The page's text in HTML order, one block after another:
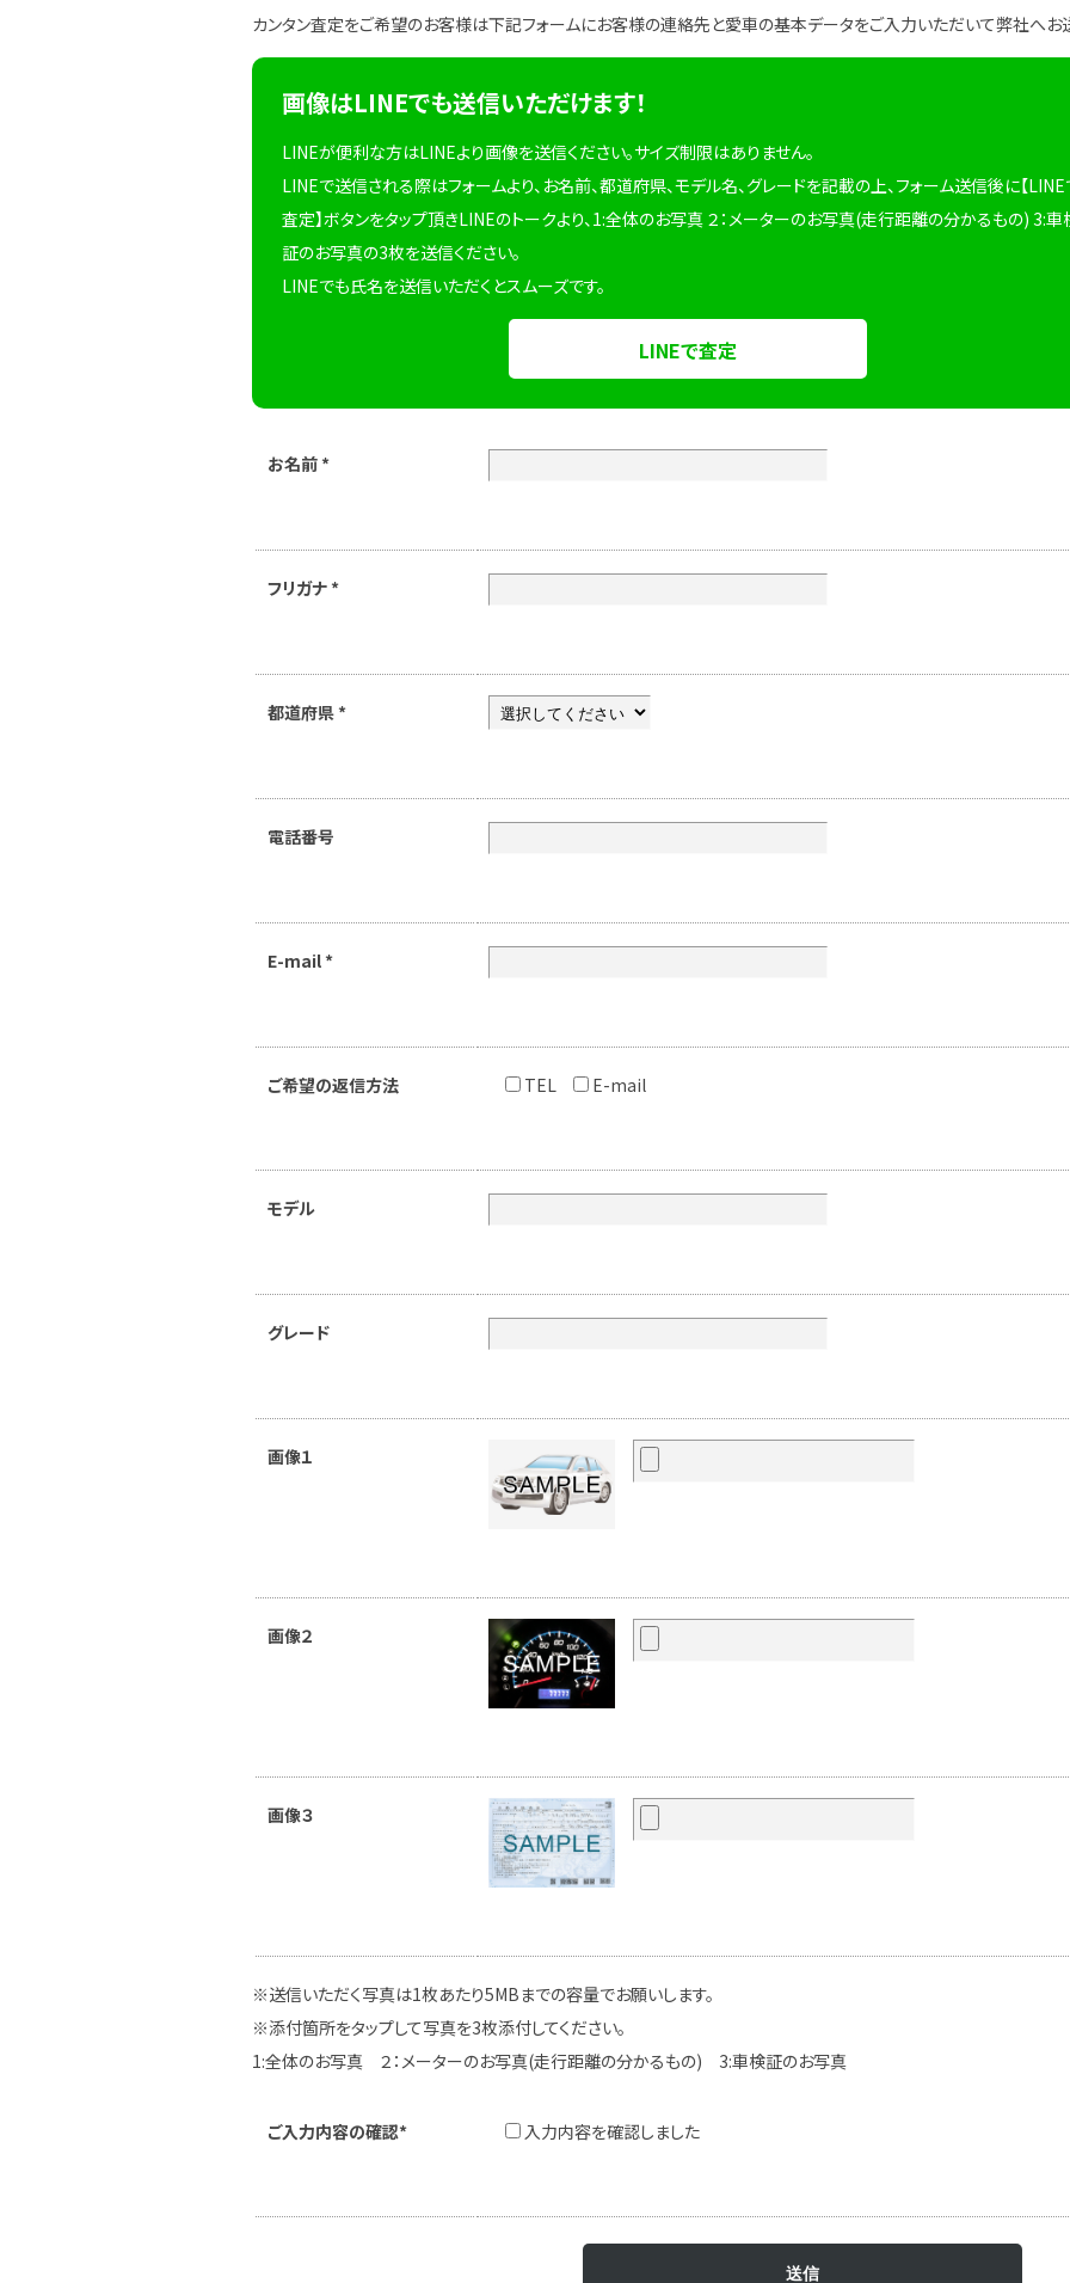
カンタン査定をご希望のお客様は下記フォームにお客様の連絡先と愛車の基本データをご入力いただいて弊社へお
画像はLINEでも送信いただけます！
LINEが便利な方はLINEより画像を送信ください。サイズ制限はありません。
LINEで送信される際はフォームより、お名前、都道府県、モデル名、グレードを記載の上、フォーム送信後に【LINE
査定】ボタンをタップ頂きLINEのトークより、1:全体のお写真 ２：メーターのお写真(走行距離の分かるもの) 3:車
証のお写真の3枚を送信ください。
LINEでも氏名を送信いただくとスムーズです。
LINEで査定
お名前 *
フリガナ *
都道府県 *
電話番号
E-mail *
ご希望の返信方法 TEL E-mail
モデル
グレード
画像１
画像２
画像３
※送信いただく写真は1枚あたり5MBまでの容量でお願いします。
※添付箇所をタップして写真を3枚添付してください。
1:全体のお写真 ２：メーターのお写真(走行距離の分かるもの) 3:車検証のお写真
ご入力内容の確認* 入力内容を確認しました